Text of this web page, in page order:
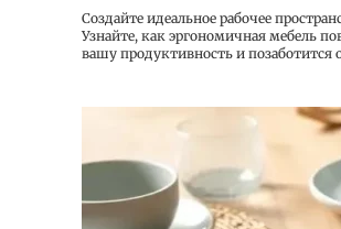
Создайте идеальное рабочее
Узнайте, как эргономичная мебель
вашу продуктивность и позаботится